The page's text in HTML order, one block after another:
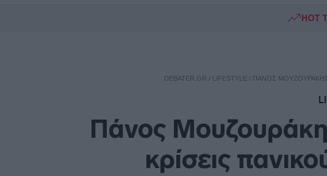
HOT
DEBATER.GR / LIFESTYLE/ ΠΆΝΟΣ
Πάνος
κρίσεις